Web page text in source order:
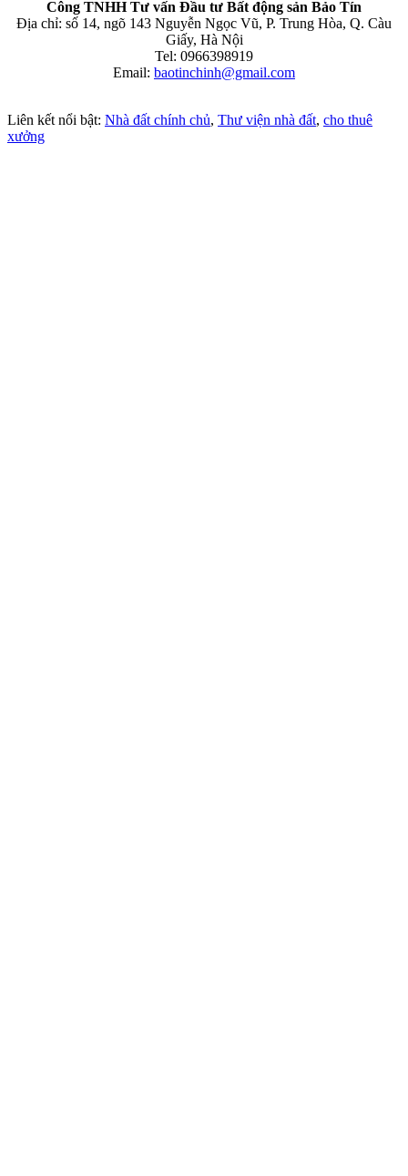
Công TNHH Tư vấn Đầu tư Bất động sản Bảo Tín
Địa chỉ: số 14, ngõ 143 Nguyễn Ngọc Vũ, P. Trung Hòa, Q. Càu
Giấy, Hà Nội
Tel: 0966398919
Email: baotinchinh@gmail.com
Liên kết nổi bật: Nhà đất chính chủ, Thư viện nhà đất, cho thuê
xưởng